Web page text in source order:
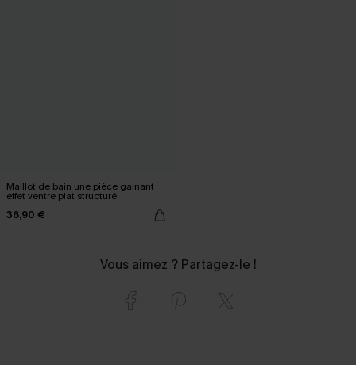
Maillot de bain une pièce gainant
effet ventre plat structuré
36,90 €
Vous aimez ? Partagez-le !